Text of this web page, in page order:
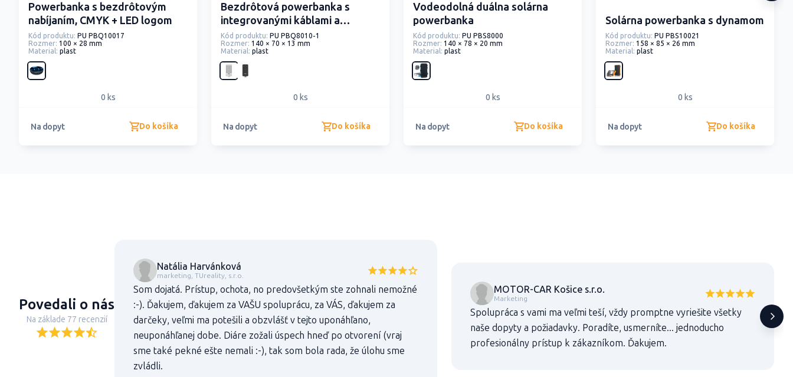
Powerbanka s bezdrôtovým
nabíjaním, CMYK + LED logom
Kód produktu: PU PBQ10017
Rozmer: 100 × 28 mm
Material: plast
0 ks
Na dopyt Do košíka
Bezdrôtová powerbanka s
integrovanými káblami a
prísavkami
Kód produktu: PU PBQ8010-1
Rozmer: 140 × 70 × 13 mm
Material: plast
0 ks
Na dopyt Do košíka
Vodeodolná duálna solárna
powerbanka
Kód produktu: PU PBS8000
Rozmer: 140 × 78 × 20 mm
Material: plast
0 ks
Na dopyt Do košíka
Solárna powerbanka s dynamom
Kód produktu: PU PBS10021
Rozmer: 158 × 85 × 26 mm
Material: plast
0 ks
Na dopyt Do košíka
Povedali o nás
Na základe 77 recenzií
Natália Harvánková
marketing, TUreality, s.r.o.
Som dojatá. Prístup, ochota, no predovšetkým ste zohnali nemožné
:-). Ďakujem, ďakujem za VAŠU spoluprácu, za VÁS, ďakujem za
darčeky, veľmi ma potešili a obzvlášť v tejto uponáhľano,
neuponáhľanej dobe. Diáre zožali úspech hneď po otvorení (vraj
sme také pekné ešte nemali :-), tak som bola rada, že úlohu sme
zvládli.
MOTOR-CAR Košice s.r.o.
Marketing
Spolupráca s vami ma veľmi teší, vždy promptne vyriešite všetky
naše dopyty a požiadavky. Poradíte, usmerníte... jednoducho
profesionálny prístup k zákazníkom. Ďakujem.